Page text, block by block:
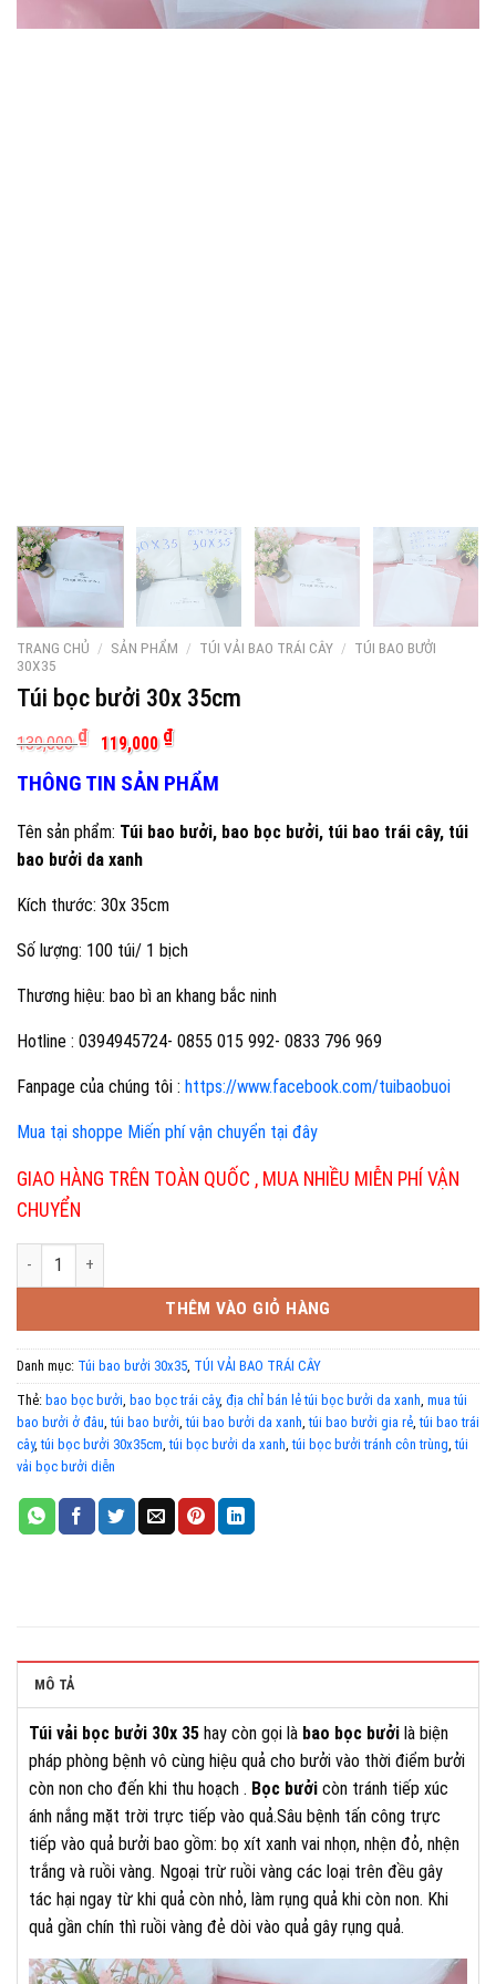
TRANG CHỦ / SẢN PHẨM / TÚI VẢI BAO TRÁI CÂY / TÚI BAO BƯỞI
30X35
Túi bọc bưởi 30x 35cm
139,000₫
Giá
gốc
139,000 ₫.
119,000 ₫Giá
hiện
là:
THÔNG TIN SẢN PHẨM
Tên sản phẩm: Túi bao bưởi, bao bọc bưởi, túi bao trái cây, túi
bao bưởi da xanh
Kích thước: 30x 35cm
Số lượng: 100 túi/ 1 bịch
Thương hiệu: bao bì an khang bắc ninh
Hotline : 0394945724- 0855 015 992- 0833 796 969
Fanpage của chúng tôi : https://www.facebook.com/tuibaobuoi
Mua tại shoppe Miến phí vận chuyển tại đây
GIAO HÀNG TRÊN TOÀN QUỐC , MUA NHIỀU MIỄN PHÍ VẬN
CHUYỂN
Túi bọc bưởi 30x 35cm số lượng
THÊM VÀO GIỎ HÀNG
Danh mục: Túi bao bưởi 30x35 TÚI VẢI BAO TRÁI CÂY
Thẻ: bao bọc bưởi bao bọc trái cây, địa chỉ bán lẻ túi bọc bưởi da xanh mua túi
bao bưởi ở đâu ,túi bao bưởi ,túi bao bưởi da xanh ,túi bao bưởi gia rẻ ,túi bao trái
cây,túi bọc bưởi 30x35cm ,túi bọc bưởi da xanh ,túi bọc bưởi tránh côn trùng ,túi
vải bọc bưởi diễn
MÔ TẢ
Túi vải bọc bưởi 30x 35 hay còn gọi là bao bọc bưởi là biện
pháp phòng bệnh vô cùng hiệu quả cho bưởi vào thời điểm bưởi
còn non cho đến khi thu hoạch . Bọc bưởi còn tránh tiếp xúc
ánh nắng mặt trời trực tiếp vào quả.Sâu bệnh tấn công trực
tiếp vào quả bưởi bao gồm: bọ xít xanh vai nhọn, nhện đỏ, nhện
trắng và ruồi vàng. Ngoại trừ ruồi vàng các loại trên đều gây
tác hại ngay từ khi quả còn nhỏ, làm rụng quả khi còn non. Khi
quả gần chín thì ruồi vàng đẻ dòi vào quả gây rụng quả.